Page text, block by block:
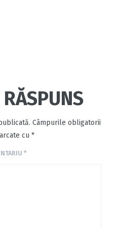
Câmpurile obligatorii
cu *
*